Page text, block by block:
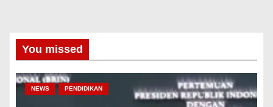
You missed
NEWS PENDIDIKAN